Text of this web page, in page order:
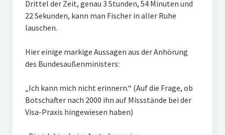
Drittel der Zeit, genau 3 Stunden, 54 Minuten und
22 Sekunden, kann man Fischer in aller Ruhe
lauschen.
Hier einige markige Aussagen aus der Anhörung
des Bundesaußenministers:
„Ich kann mich nicht erinnern.“ (Auf die Frage, ob
Botschafter nach 2000 ihn auf Missstände bei der
Visa-Praxis hingewiesen haben)